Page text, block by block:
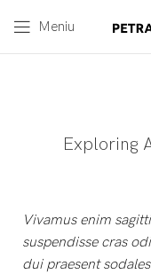
Meniu
Exploring
Vivamus enim
suspendisse cras
dui praesent